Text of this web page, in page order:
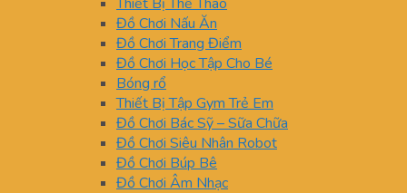
Đồ Chơi Nấu Ăn
Đồ Chơi Trang Điểm
Đồ Chơi Học Tập Cho Bé
Bóng rổ
Thiết Bị Tập Gym Trẻ Em
Đồ Chơi Bác Sỹ – Sữa Chữa
Đồ Chơi Siêu Nhân Robot
Đồ Chơi Búp Bê
Đồ Chơi Âm Nhạc